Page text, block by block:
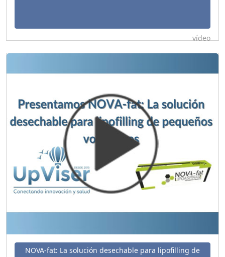
vídeo
NOVA-fat: La solución desechable para lipofilling de